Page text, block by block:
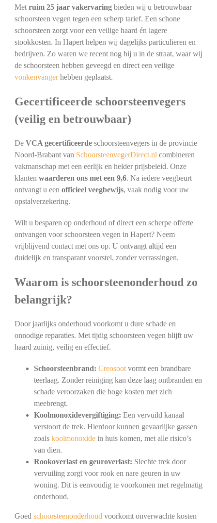
Metruim 25 jaar vakervaringbieden wij u betrouwbaar
schoorsteen vegen tegen een scherp tarief. Een schone
schoorsteen zorgt voor een veilige haard én lagere
stookkosten. In Hapert helpen wij dagelijks particulieren en
bedrijven. Zo waren we recent nog bij u in de straat, waar wij
de schoorsteen hebben geveegd en direct een veilige
vonkenvangerhebben geplaatst.
Gecertificeerde schoorsteenvegers
(veilig en betrouwbaar)
De VCA gecertificeerdeschoorsteenvegers in de provincie
Noord-Brabant van SchoorsteenvegerDirect.nl combineren
vakmanschap met een eerlijk en helder prijsbeleid. Onze
klanten waarderen ons met een 9,6. Na iedere veegbeurt
ontvangt u een officieel veegbewijs, vaak nodig voor uw
opstalverzekering.
Wilt u besparen op onderhoud of direct een scherpe offerte
ontvangen voor schoorsteen vegen in Hapert? Neem
vrijblijvend contact met ons op. U ontvangt altijd een
duidelijk en transparant voorstel, zonder verrassingen.
Waarom is schoorsteenonderhoud zo
belangrijk?
Door jaarlijks onderhoud voorkomt u dure schade en
onnodige reparaties. Met tijdig schoorsteen vegen blijft uw
haard zuinig, veilig en effectief.
Schoorsteenbrand: Creosootvormt een brandbare
teerlaag. Zonder reiniging kan deze laag ontbranden en
schade veroorzaken die hoge kosten met zich
meebrengt.
Koolmonoxidevergiftiging: Een vervuild kanaal
verstoort de trek. Hierdoor kunnen gevaarlijke gassen
zoals koolmonoxidein huis komen, met alle risico’s
van dien.
Rookoverlast en geuroverlast: Slechte trek door
vervuiling zorgt voor rook en nare geuren in uw
woning. Dit is eenvoudig te voorkomen met regelmatig
onderhoud.
Goed schoorsteenonderhoud voorkomt onverwachte kosten